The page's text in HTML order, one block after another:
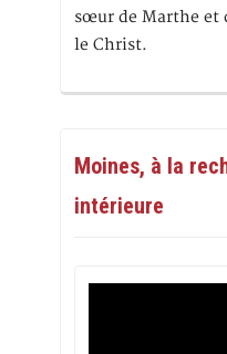
sœur de Marthe et
le Christ.
Moines, à la
intérieure